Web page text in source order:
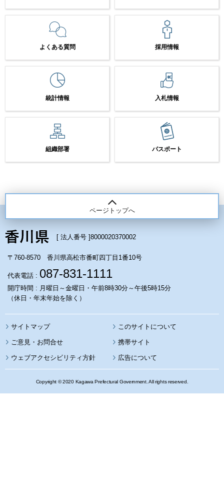
よくある質問 採用情報
統計情報 入札情報
組織部署 パスポート
ページトップへ
[ 法人番号 ]8000020370002
〒760-8570 香川県高松市番町四丁目1番10号
代表電話 : 087-831-1111
開庁時間 : 月曜日～金曜日・午前8時30分～午後5時15分
（休日・年末年始を除く）
サイトマップ このサイトについて
携帯サイト
ウェブアクセシビリティ方針 広告について
Copyright © 2020 Kagawa Prefectural Government. All rights reserved.